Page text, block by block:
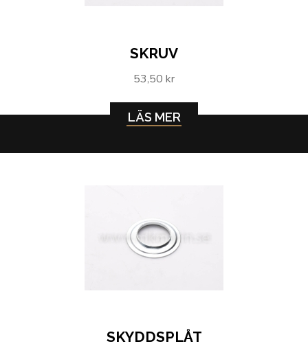
SKRUV
53,50 kr
LÄS MER
SKYDDSPLÅT